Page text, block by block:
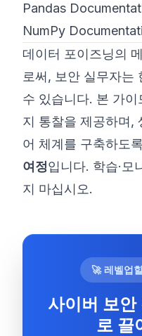
Pandas
NumPy
데이터 포이즈닝의
로써, 보안 실무자는
수 있습니다. 본 가
지 통찰을 제공하며,
어 체계를 구축하도
여정입니다. 학습·모
지 마십시오.
🚀 레벨업
사이버 보안
로 끌